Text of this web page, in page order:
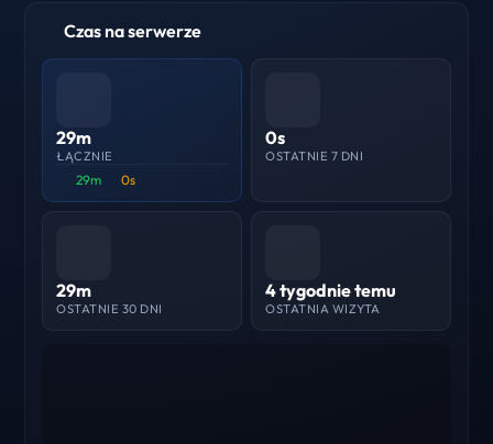
Czas na serwerze
29m
ŁĄCZNIE
29m 0s
0s
OSTATNIE 7 DNI
29m
OSTATNIE 30 DNI
4 tygodnie temu
OSTATNIA WIZYTA